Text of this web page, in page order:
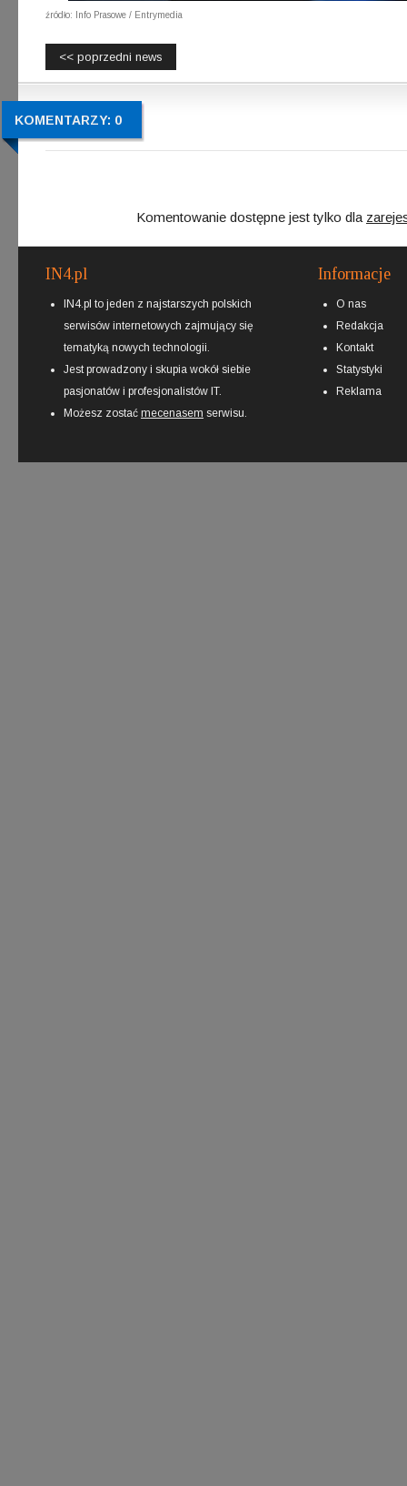
źródło: Info Prasowe / Entrymedia
<< poprzedni news
KOMENTARZY: 0
Komentowanie dostępne jest tylko dla
IN4.pl
IN4.pl to jeden z najstarszych polskich
serwisów internetowych zajmujący się
tematyką nowych technologii.
Jest prowadzony i skupia wokół siebie
pasjonatów i profesjonalistów IT.
Możesz zostać mecenasem serwisu.
Informacje
O nas
Redakcja
Kontakt
Statystyki
Reklama